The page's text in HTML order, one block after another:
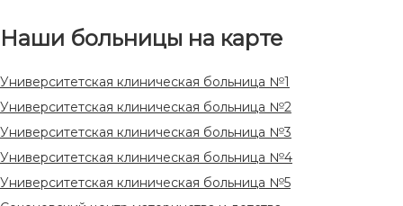
Наши больницы на карте
Университетская клиническая больница №1
Университетская клиническая больница №2
Университетская клиническая больница №3
Университетская клиническая больница №4
Университетская клиническая больница №5